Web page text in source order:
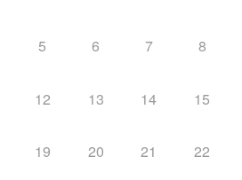
5 6 7 8
12 13 14 15
19 20 21 22